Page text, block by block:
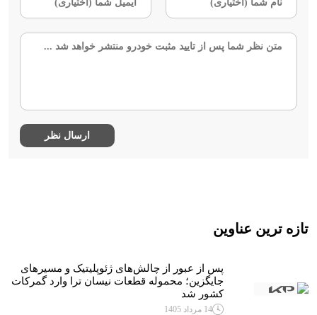
تازه ترین عناوین
پس از عبور از چالش‌های ژئوپلیتیک و مسیرهای
جایگزین؛ محموله قطعات نیسان ترا وارد گمرکات
کشور شد
14 مرداد 1405